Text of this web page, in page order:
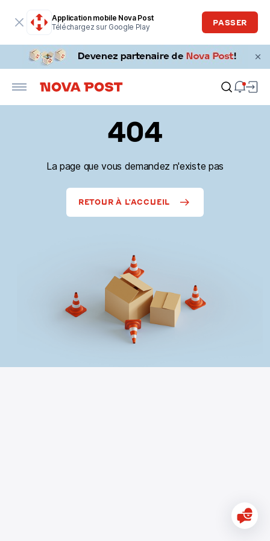
Application mobile Nova Post
Téléchargez sur Google Play
PASSER
404
La page que vous demandez n'existe pas
RETOUR À L'ACCUEIL